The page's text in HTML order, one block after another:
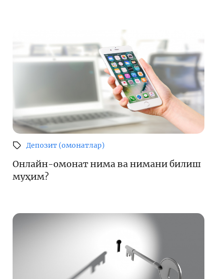
Депозит (омонатлар)
Онлайн-омонат нима ва нимани билиш
муҳим?